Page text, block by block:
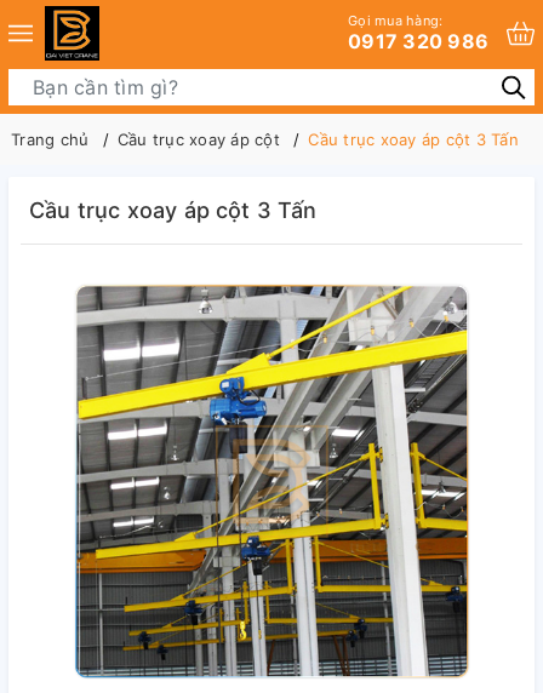
Gọi mua hàng:
0917 320 986
Trang chủ Cầu trục xoay áp cột Cầu trục xoay áp cột 3 Tấn
Cầu trục xoay áp cột 3 Tấn